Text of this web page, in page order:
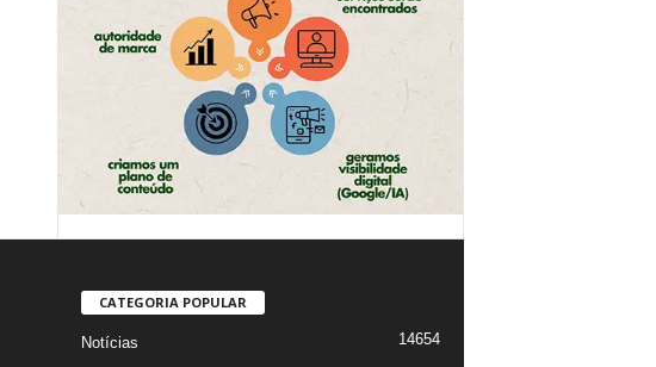
CATEGORIA POPULAR
Notícias
14654